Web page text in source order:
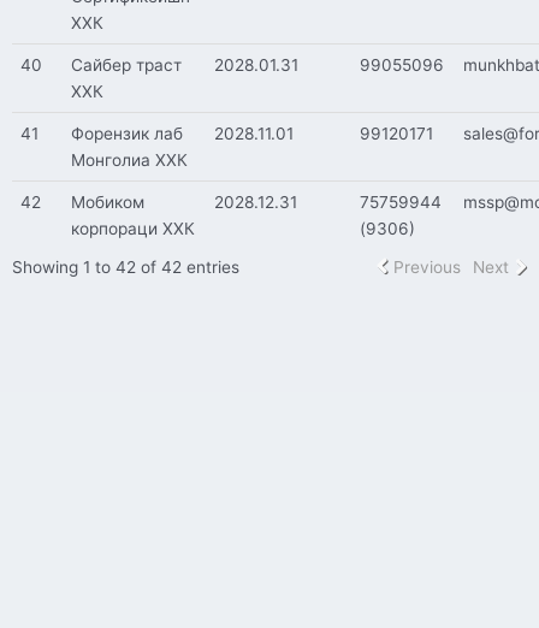
ХХК
40
Сайбер траст
ХХК
2028.01.31 99055096
41
Форензик лаб
Монголиа ХХК
2028.11.01 99120171
42
Мобиком
корпораци ХХК
2028.12.31
75759944
(9306)
Showing 1 to 42 of 42 entries Previous Next